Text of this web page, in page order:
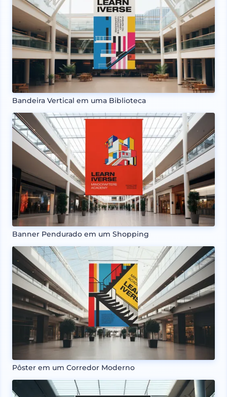
Bandeira Vertical em uma Biblioteca
Banner Pendurado em um Shopping
Pôster em um Corredor Moderno